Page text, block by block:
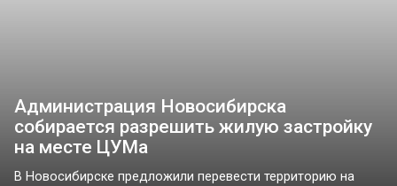
Администрация Новосибирска
собирается разрешить жилую застройку
на месте ЦУМа
В Новосибирске предложили перевести территорию на